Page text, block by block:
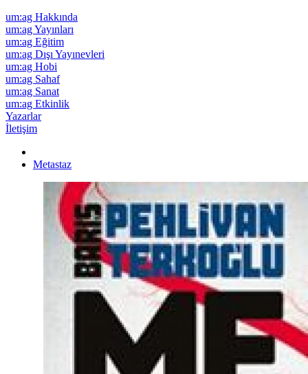
um:ag Hakkında
um:ag Yayınları
um:ag Eğitim
um:ag Dışı Yayınevleri
um:ag Hobi
um:ag Sahaf
um:ag Sanat
um:ag Etkinlik
Yazarlar
İletişim
Metastaz